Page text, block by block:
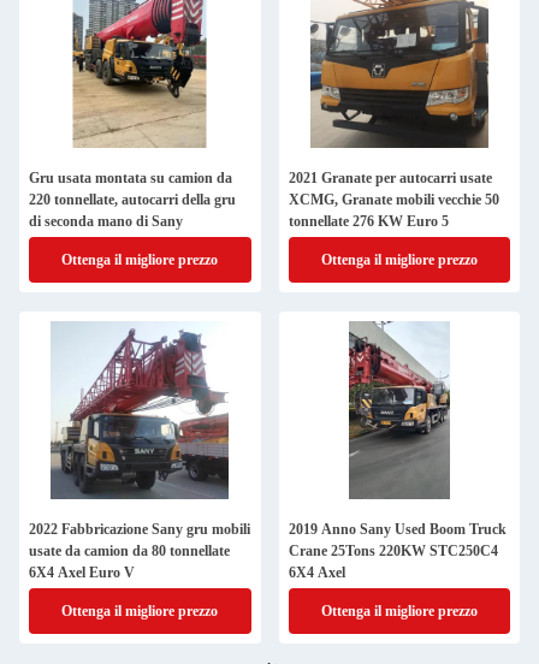
Gru usata montata su camion da
220 tonnellate, autocarri della gru
di seconda mano di Sany
Ottenga il migliore prezzo
2021 Granate per autocarri usate
XCMG, Granate mobili vecchie 50
tonnellate 276 KW Euro 5
Ottenga il migliore prezzo
2022 Fabbricazione Sany gru mobili
usate da camion da 80 tonnellate
6X4 Axel Euro V
Ottenga il migliore prezzo
2019 Anno Sany Used Boom Truck
Crane 25Tons 220KW STC250C4
6X4 Axel
Ottenga il migliore prezzo